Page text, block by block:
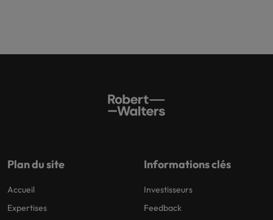
Plan du site
Accueil
Expertises
Informations clés
Investisseurs
Feedback